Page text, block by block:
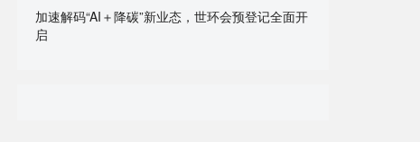
加速解码“AI＋降碳”新业态，世环会预登记全面开
启